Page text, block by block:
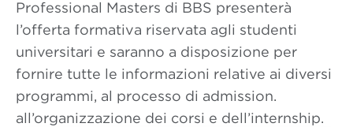
Professional Masters di BBS presenterà
l’offerta formativa riservata agli studenti
universitari e saranno a disposizione per
fornire tutte le informazioni relative ai diversi
programmi, al processo di admission.
all’organizzazione dei corsi e dell’internship.